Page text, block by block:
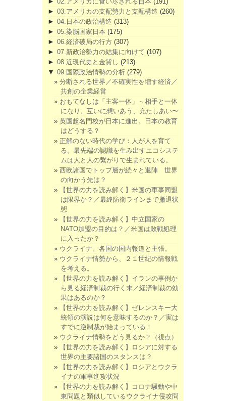
► 03.アメリカの支配勢力と支配構造 (260)
► 04.日本の政治構造 (313)
► 05.染脳国家日本 (175)
► 06.経済破局の行方 (307)
► 07.新政治勢力の結集に向けて (107)
► 08.近現代史と金貸し (213)
▼ 09.国際政治情勢の分析 (279)
分断される世界／不確実性を増す経済／
共創の企業経営
おもてなしは「主客一体」～相手と一体
になり、互いに想いあう、充たしあい〜
英国超名門校が日本に進出。日本の教育
はどうする？
正解のない時代の学び：人が人を育て
る。最先端の認識を生み出すエコシステ
ムは人と人の繋がりで生まれている。
西欧諸国でトップ層が続々と退陣 世界
の向かう先は？
【世界の力を読み解く】米国の軍事同盟
は限界か？／最終防衛ラインまで撤退状
態
【世界の力を読み解く】中立国家の
NATO加盟の目的は？／米国は敗戦処理
に入ったか？
ウクライナ。各国の国内報道と主張。
ウクライナ情勢から、２１世紀の情報戦
を考える。
【世界の力を読み解く】イランの事例か
ら見る経済制裁の行く末／経済制裁の効
果はあるのか？
【世界の力を読み解く】ゼレンスキー大
統領の演説は何を意味するのか？／実は
すでに逆制裁が始まっている！
ウクライナ情勢をどう見るか？（視点）
【世界の力を読み解く】ロシアに対する
世界の主要諸国のスタンスは？
【世界の力を読み解く】ロシアとウクラ
イナの軍事進攻状況
【世界の力を読み解く】コロナ騒動や中
東問題と類似しているウクライナ侵攻問